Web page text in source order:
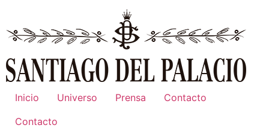
contenido
Inicio Universo Prensa
Contacto
Contacto